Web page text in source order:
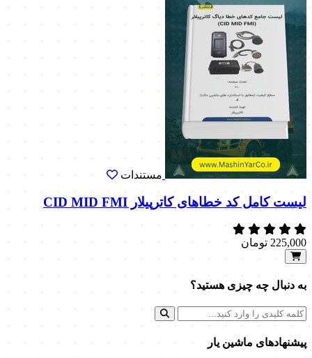
مستندات
لیست کامل کد خطاهای کاترپیلار CID MID FMI
225,000 تومان
به دنبال چه چیزی هستید؟
پیشنهاد‌های ماشین یار